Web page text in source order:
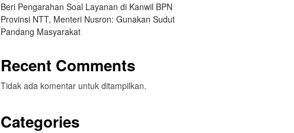
Beri Pengarahan Soal Layanan di Kanwil BPN
Provinsi NTT, Menteri Nusron: Gunakan Sudut
Pandang Masyarakat
Recent Comments
Tidak ada komentar untuk ditampilkan.
Categories